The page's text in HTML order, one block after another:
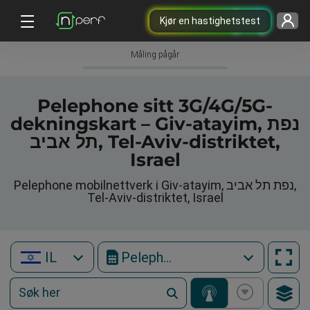
Kjør en hastighetstest
Måling pågår
Pelephone sitt 3G/4G/5G-
dekningskart – Giv-atayim, נפת
תל אביב, Tel-Aviv-distriktet,
Israel
Pelephone mobilnettverk i Giv-atayim, נפת תל אביב,
Tel-Aviv-distriktet, Israel
IL Pelephone